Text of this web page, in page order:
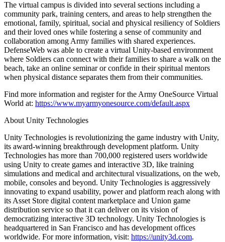
The virtual campus is divided into several sections including a
community park, training centers, and areas to help strengthen the
emotional, family, spiritual, social and physical resiliency of Soldiers
and their loved ones while fostering a sense of community and
collaboration among Army families with shared experiences.
DefenseWeb was able to create a virtual Unity-based environment
where Soldiers can connect with their families to share a walk on the
beach, take an online seminar or confide in their spiritual mentors
when physical distance separates them from their communities.
Find more information and register for the Army OneSource Virtual
World at: https://www.myarmyonesource.com/default.aspx
About Unity Technologies
Unity Technologies is revolutionizing the game industry with Unity,
its award-winning breakthrough development platform. Unity
Technologies has more than 700,000 registered users worldwide
using Unity to create games and interactive 3D, like training
simulations and medical and architectural visualizations, on the web,
mobile, consoles and beyond. Unity Technologies is aggressively
innovating to expand usability, power and platform reach along with
its Asset Store digital content marketplace and Union game
distribution service so that it can deliver on its vision of
democratizing interactive 3D technology. Unity Technologies is
headquartered in San Francisco and has development offices
worldwide. For more information, visit: https://unity3d.com.